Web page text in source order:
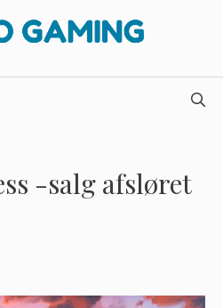
-salg afsløret